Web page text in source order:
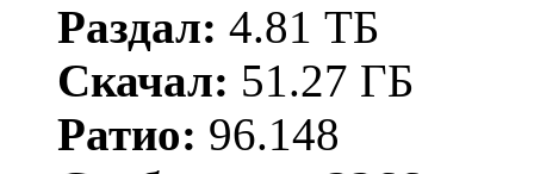
Раздал: 4.81 ТБ
Скачал: 51.27 ГБ
Ратио: 96.148